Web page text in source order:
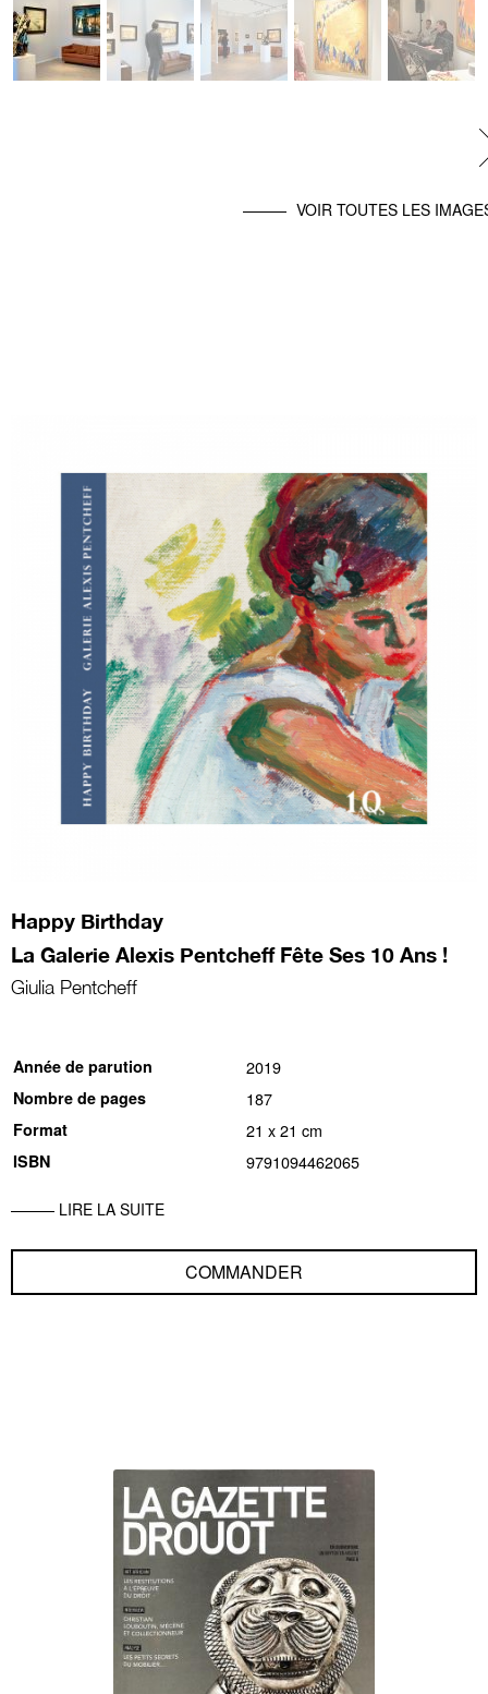
VOIR TOUTES LES
Happy Birthday
La Galerie Alexis Pentcheff Fête Ses 10 Ans !
Giulia Pentcheff
Année de parution 2019
Nombre de pages 187
Format 21 x 21 cm
ISBN 9791094462065
LIRE LA SUITE
COMMANDER